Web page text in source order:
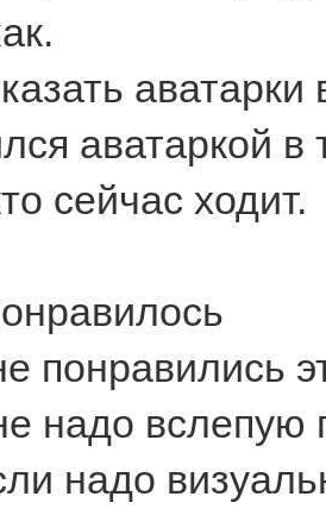
аватаркой
сейчас ходит.
понравились
надо вслепую
надо